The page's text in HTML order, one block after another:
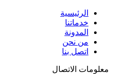
الرئيسية
خدماتنا
المدونة
من نحن
اتصل بنا
معلومات الاتصال